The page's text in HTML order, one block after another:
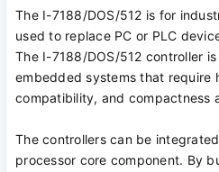
The I-7188/DOS/512 is for
used to replace PC or PLC
The I-7188/DOS/512 controller
embedded systems that require
compatibility, and compactness
The controllers can be
processor core component. By